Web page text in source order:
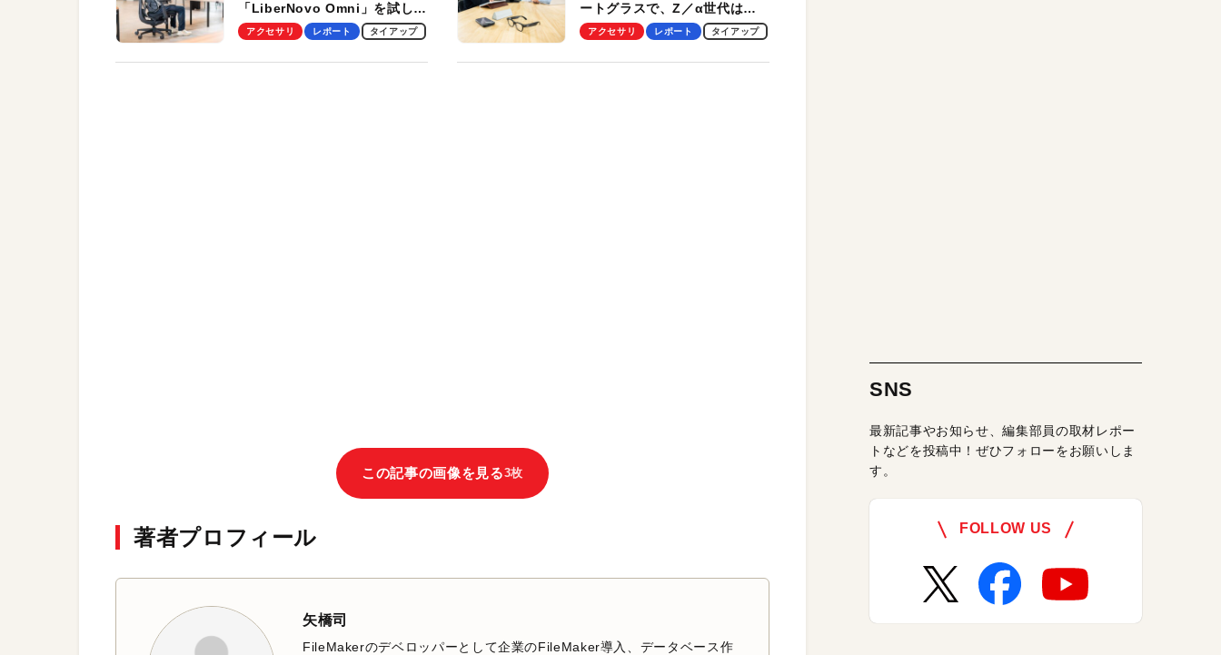
「LiberNovo Omni」を試して
わかったその魅力。まさかのス
アクセサリ レポート タイアップ
ートグラスで、Z／α世代は何
を見る？ 現役学生起業家、そ
【PR】
アクセサリ レポート タイアップ
この記事の画像を見る3枚
著者プロフィール
矢橋司
FileMakerのデベロッパーとして企業のFileMaker導入、データベース作
SNS
最新記事やお知らせ、編集部員の取材レポー
トなどを投稿中！ぜひフォローをお願いしま
す。
FOLLOW US